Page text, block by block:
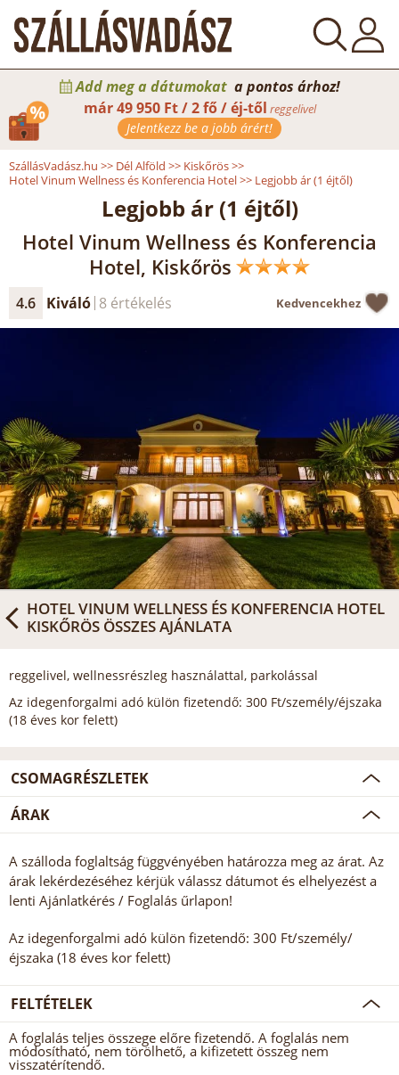
Add meg a dátumokat a pontos árhoz!
már49 950 Ft / 2 fő / éj-től reggelivel
Jelentkezz be a jobb árért!
SzállásVadász.hu >> Dél Alföld >> Kiskőrös>>
Hotel Vinum Wellness és Konferencia Hotel>> Legjobb ár (1 éjtől)
Legjobb ár (1 éjtől)
Hotel Vinum Wellness és Konferencia
Hotel, Kiskőrös
4.6 Kiváló 8 értékelés Kedvencekhez
HOTEL VINUM WELLNESS ÉS KONFERENCIA HOTEL
KISKŐRÖS ÖSSZES AJÁNLATA
reggelivel, wellnessrészleg használattal, parkolással
Az idegenforgalmi adó külön fizetendő: 300 Ft/személy/éjszaka
(18 éves kor felett)
CSOMAGRÉSZLETEK
ÁRAK
A szálloda foglaltság függvényében határozza meg az árat. Az
árak lekérdezéséhez kérjük válassz dátumot és elhelyezést a
lenti Ajánlatkérés / Foglalás űrlapon!
Az idegenforgalmi adó külön fizetendő: 300 Ft/személy/
éjszaka (18 éves kor felett)
FELTÉTELEK
A foglalás teljes összege előre fizetendő. A foglalás nem
módosítható, nem törölhető, a kifizetett összeg nem
visszatérítendő.